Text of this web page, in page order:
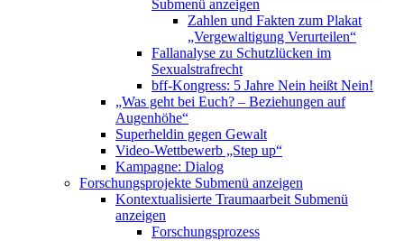
Submenü anzeigen
Zahlen und Fakten zum Plakat
„Vergewaltigung Verurteilen“
Fallanalyse zu Schutzlücken im
Sexualstrafrecht
bff-Kongress: 5 Jahre Nein heißt Nein!
„Was geht bei Euch? – Beziehungen auf
Augenhöhe“
Superheldin gegen Gewalt
Video-Wettbewerb „Step up“
Kampagne: Dialog
Forschungsprojekte Submenü anzeigen
Kontextualisierte Traumaarbeit Submenü
anzeigen
Forschungsprozess